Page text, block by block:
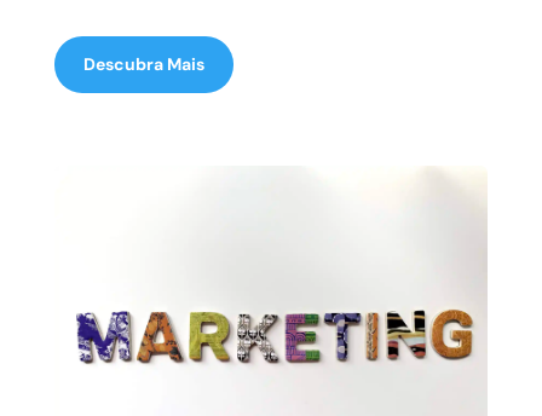
Descubra Mais